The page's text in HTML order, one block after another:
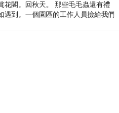
花閣。回秋天。 那些毛毛蟲還有禮
遇到。一個園區的工作人員撿給我們